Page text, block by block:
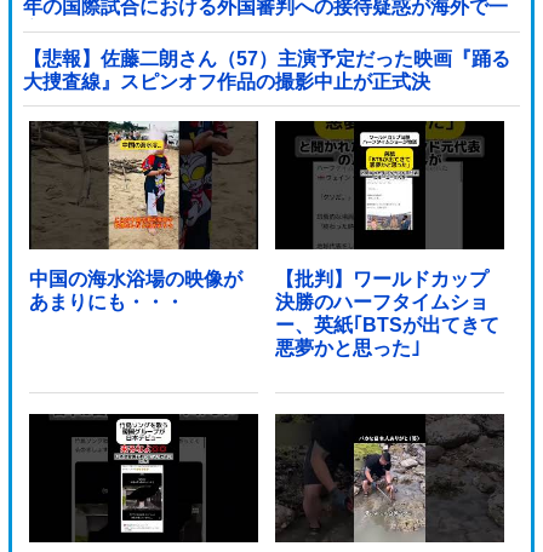
年の国際試合における外国審判への接待疑惑が海外で一
斉に報じられる‥」
【悲報】佐藤二朗さん（57）主演予定だった映画『踊る
大捜査線』スピンオフ作品の撮影中止が正式決
定・・・・・・・・・他
中国の海水浴場の映像が
あまりにも・・・
【批判】ワールドカップ
決勝のハーフタイムショ
ー、英紙｢BTSが出てきて
悪夢かと思った｣